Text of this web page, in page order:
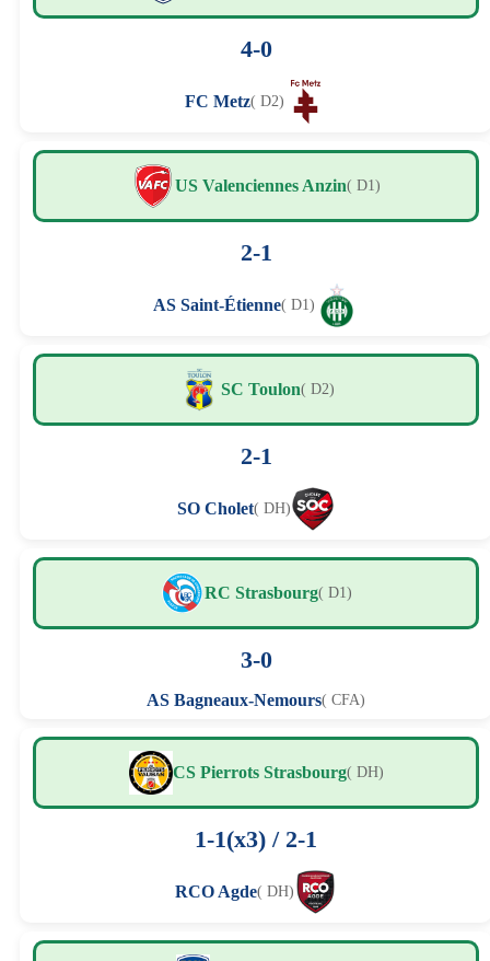
4-0
FC Metz( D2)
US Valenciennes Anzin( D1)
2-1
AS Saint-Étienne( D1)
SC Toulon( D2)
2-1
SO Cholet( DH)
RC Strasbourg( D1)
3-0
AS Bagneaux-Nemours( CFA)
CS Pierrots Strasbourg( DH)
1-1(x3) / 2-1
RCO Agde( DH)